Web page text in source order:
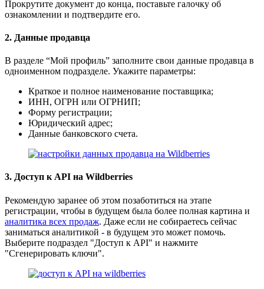
Прокрутите документ до конца, поставьте галочку об
ознакомлении и подтвердите его.
2. Данные продавца
В разделе “Мой профиль” заполните свои данные продавца в
одноименном подразделе. Укажите параметры:
Краткое и полное наименование поставщика;
ИНН, ОГРН или ОГРНИП;
Форму регистрации;
Юридический адрес;
Данные банковского счета.
3. Доступ к АPI на Wildberries
Рекомендую заранее об этом позаботиться на этапе
регистрации, чтобы в будущем была более полная картина и
аналитика всех продаж. Даже если не собираетесь сейчас
заниматься аналитикой - в будущем это может помочь.
Выберите подраздел "Доступ к API" и нажмите
"Сгенерировать ключи".